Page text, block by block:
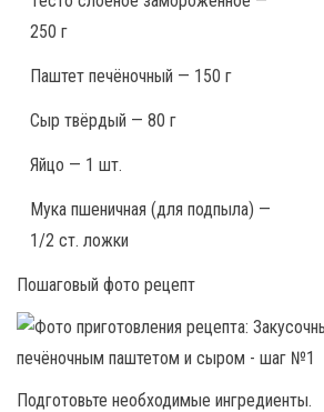
250 г
Паштет печёночный — 150 г
Сыр твёрдый — 80 г
Яйцо — 1 шт.
Мука пшеничная (для подпыла) —
1/2 ст. ложки
Пошаговый фото рецепт
Подготовьте необходимые ингредиенты.